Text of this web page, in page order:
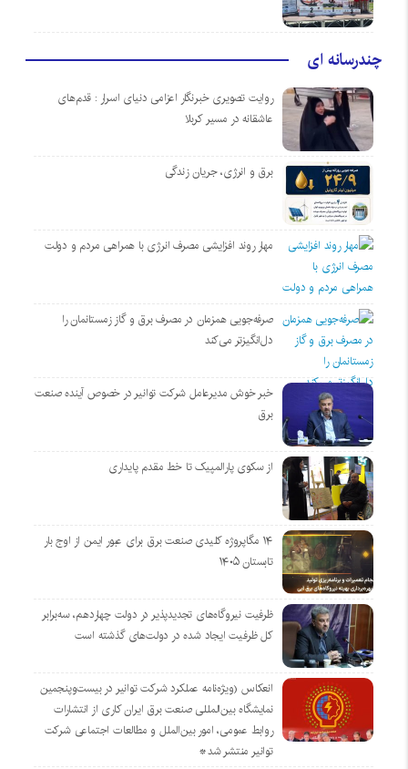
چندرسانه ای
روایت تصویری خبرنگار اعزامی دنیای اسرار : قدم‌های
عاشقانه در مسیر کربلا
برق و انرژی، جریان زندگی
مهار روند افزایشی مصرف انرژی با همراهی مردم و دولت
صرفه‌جویی همزمان در مصرف برق و گاز زمستانمان را
دل‌انگیزتر می‌کند
خبر خوش مدیرعامل شرکت توانیر در خصوص آینده صنعت
برق
از سکوی پارالمپیک تا خط مقدم پایداری
۱۴ مگاپروژه‌ کلیدی صنعت برق برای عبور ایمن از اوج بار
تابستان ۱۴۰۵
ظرفیت نیروگاه‌های تجدیدپذیر در دولت چهاردهم، سه‌برابر
کل ظرفیت ایجاد شده در دولت‌های گذشته است
انعکاس (ویژه‌نامه عملکرد شرکت توانیر در بیست‌وپنجمین
نمایشگاه بین‌المللی صنعت برق ایران کاری از انتشارات
روابط عمومی، امور بین‌الملل و مطالعات اجتماعی شرکت
توانیر منتشر شد*